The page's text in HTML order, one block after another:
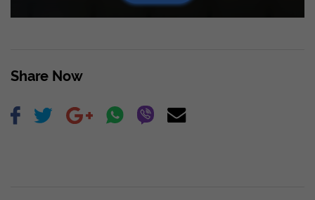
Share Now